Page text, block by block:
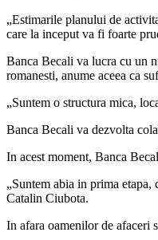
„Estimarile planului de
care la inceput va fi foarte
Banca Becali va lucra cu un
romanesti, anume aceea ca
„Suntem o structura mica,
Banca Becali va dezvolta
In acest moment, Banca
„Suntem abia in prima
Catalin Ciubota.
In afara oamenilor de afaceri